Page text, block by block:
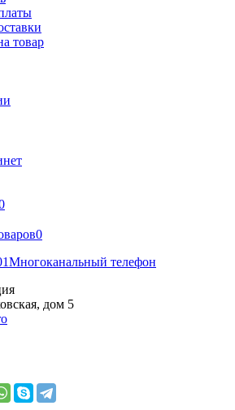
товар
0
Многоканальный телефон
дом 5